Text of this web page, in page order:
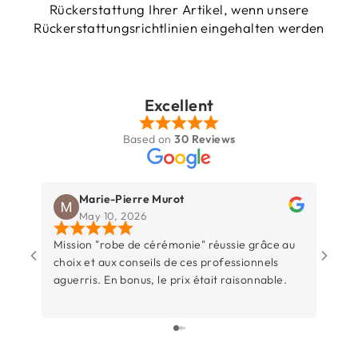
Rückerstattung Ihrer Artikel, wenn unsere
Rückerstattungsrichtlinien eingehalten werden
Excellent
Based on 30 Reviews
Marie-Pierre Murot
May 10, 2026
Mission "robe de cérémonie" réussie grâce au
choix et aux conseils de ces professionnels
aguerris. En bonus, le prix était raisonnable.